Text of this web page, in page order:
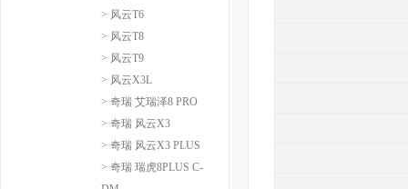
> 风云T6
> 风云T8
> 风云T9
> 风云X3L
> 奇瑞 艾瑞泽8 PRO
> 奇瑞 风云X3
> 奇瑞 风云X3 PLUS
> 奇瑞 瑞虎8PLUS C-